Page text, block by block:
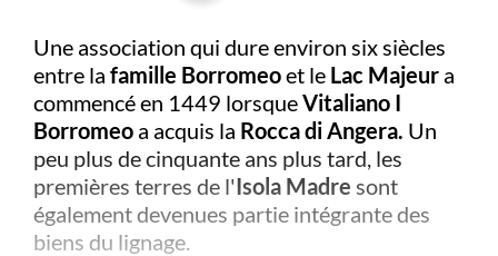
Une association qui dure environ six siècles
entre la famille Borromeoet le Lac Majeur a
commencé en 1449 lorsqueVitaliano I
Borromeo a acquis la Rocca di Angera. Un
peu plus de cinquante ans plus tard, les
premières terres de l'Isola Madre sont
également devenues partie intégrante des
biens du lignage.